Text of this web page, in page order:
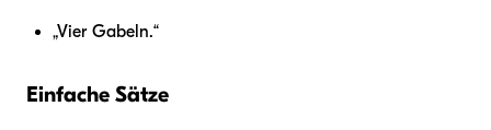
„Vier Gabeln.“
Einfache Sätze